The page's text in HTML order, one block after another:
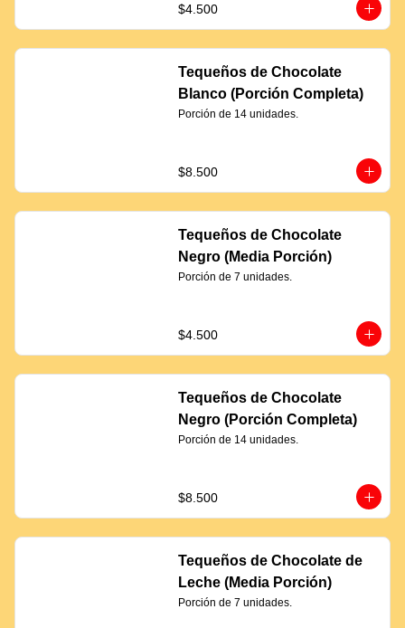
$4.500
Tequeños de Chocolate
Blanco (Porción Completa)
Porción de 14 unidades.
$8.500
Tequeños de Chocolate
Negro (Media Porción)
Porción de 7 unidades.
$4.500
Tequeños de Chocolate
Negro (Porción Completa)
Porción de 14 unidades.
$8.500
Tequeños de Chocolate de
Leche (Media Porción)
Porción de 7 unidades.